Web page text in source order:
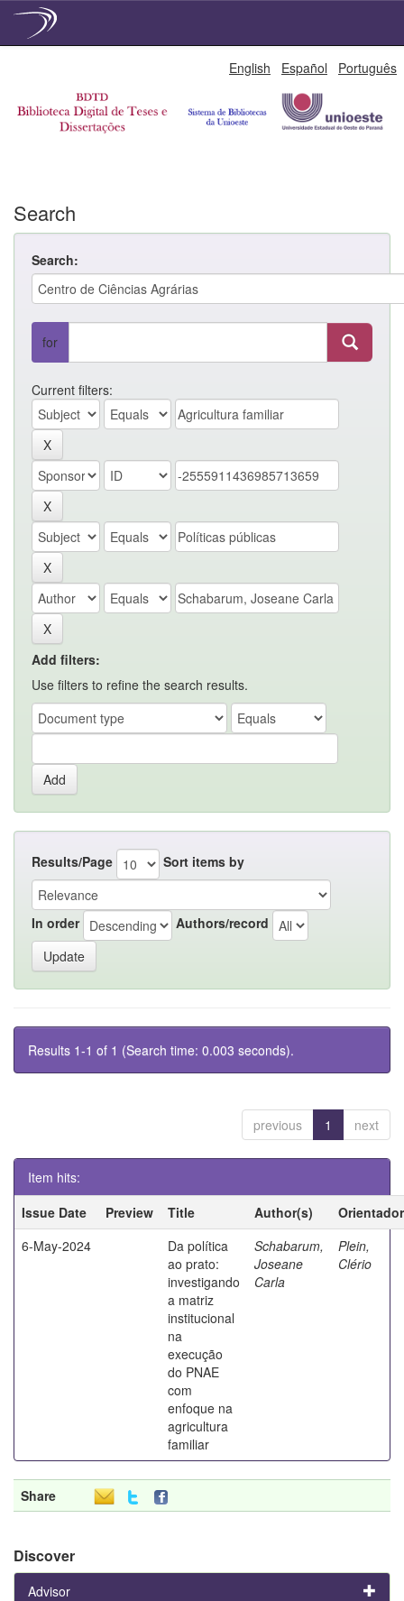
English Español Português
Search
Search:
for
Current filters:
Add filters:
Use filters to refine the search results.
Results/Page Sort items by
In order Authors/record
Results 1-1 of 1 (Search time: 0.003 seconds).
previous 1 next
Item hits:
Issue Date
Preview Title Author(s)
Orientador
6-May-2024
Da política
ao prato:
investigando
a matriz
institucional
na
execução
do PNAE
com
enfoque na
agricultura
familiar
Schabarum,
Joseane
Carla
Plein,
Clério
Share
Discover
Advisor